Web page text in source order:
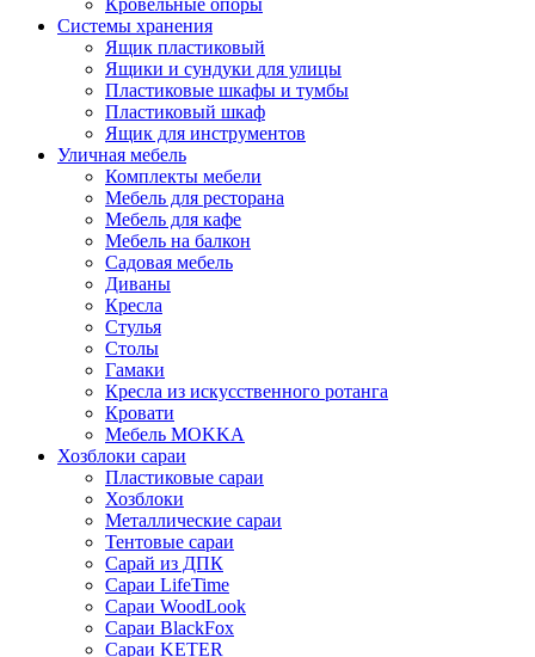
Кровельные опоры
Системы хранения
Ящик пластиковый
Ящики и сундуки для улицы
Пластиковые шкафы и тумбы
Пластиковый шкаф
Ящик для инструментов
Уличная мебель
Комплекты мебели
Мебель для ресторана
Мебель для кафе
Мебель на балкон
Садовая мебель
Диваны
Кресла
Стулья
Столы
Гамаки
Кресла из искусственного ротанга
Кровати
Мебель MOKKA
Хозблоки сараи
Пластиковые сараи
Хозблоки
Металлические сараи
Тентовые сараи
Сарай из ДПК
Cараи LifeTime
Cараи WoodLook
Сараи BlackFox
Сараи KETER